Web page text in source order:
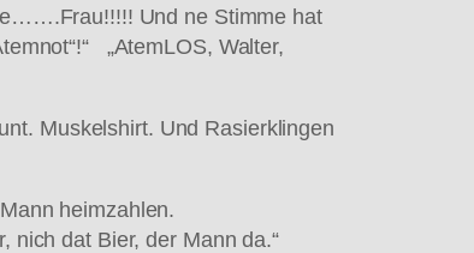
Und ne Stimme hat
„AtemLOS, Walter,
Muskelshirt. Und Rasierklingen
heimzahlen.
nich dat Bier, der Mann da.“